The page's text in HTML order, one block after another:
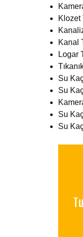
Klozet
Kanal
Logar
Su
Su
Su
Su